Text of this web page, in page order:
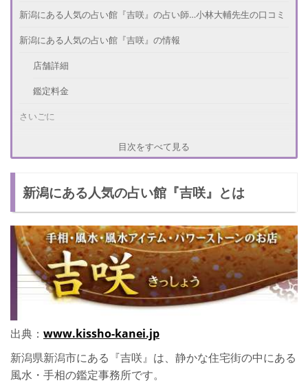
新潟にある人気の占い館『吉咲』の占い師…小林大輔先生の口コミ
新潟にある人気の占い館『吉咲』の情報
店舗詳細
鑑定料金
さいごに
目次をすべて見る
新潟にある人気の占い館『吉咲』とは
出典： www.kissho-kanei.jp
新潟県新潟市にある『吉咲』は、静かな住宅街の中にある
風水・手相の鑑定事務所です。